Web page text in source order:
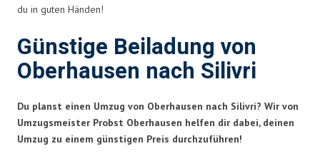
du in guten Händen!
Günstige Beiladung von
Oberhausen nach Silivri
Du planst einen Umzug von Oberhausen nach Silivri? Wir von
Umzugsmeister Probst Oberhausen helfen dir dabei, deinen
Umzug zu einem günstigen Preis durchzuführen!